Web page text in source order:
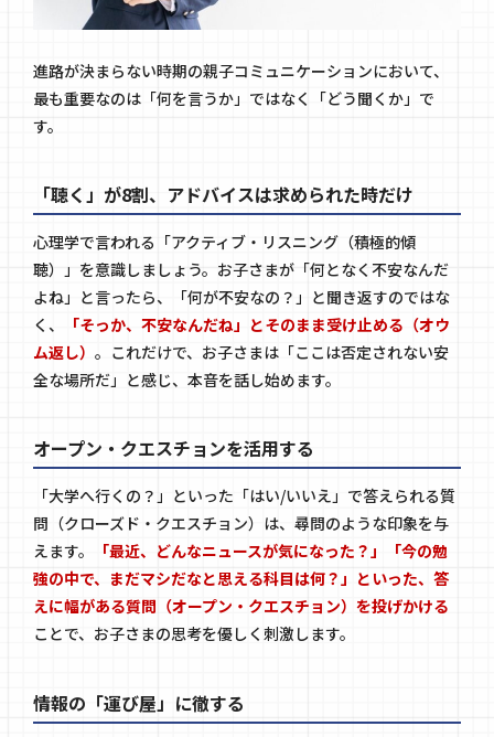
進路が決まらない時期の親子コミュニケーションにおいて、
最も重要なのは「何を言うか」ではなく「どう聞くか」で
す。
「聴く」が8割、アドバイスは求められた時だけ
心理学で言われる「アクティブ・リスニング（積極的傾
聴）」を意識しましょう。お子さまが「何となく不安なんだ
よね」と言ったら、「何が不安なの？」と聞き返すのではな
く、
「そっか、不安なんだね」とそのまま受け止める（オウ
ム返し） 。これだけで、お子さまは「ここは否定されない安
全な場所だ」と感じ、本音を話し始めます。
オープン・クエスチョンを活用する
「大学へ行くの？」といった「はい/いいえ」で答えられる質
問（クローズド・クエスチョン）は、尋問のような印象を与
えます。
「最近、どんなニュースが気になった？」「今の勉
強の中で、まだマシだなと思える科目は何？」といった、答
えに幅がある質問（オープン・クエスチョン）を投げかける
ことで、お子さまの思考を優しく刺激します。
情報の「運び屋」に徹する